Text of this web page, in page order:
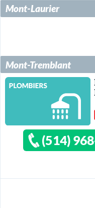
Mont-Laurier
Mont-Tremblant
(514)